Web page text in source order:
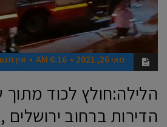
מאי 26, 2021 6:16 AM אין
הלילה:חולץ לכוד
הדירות ברחוב ירושלים